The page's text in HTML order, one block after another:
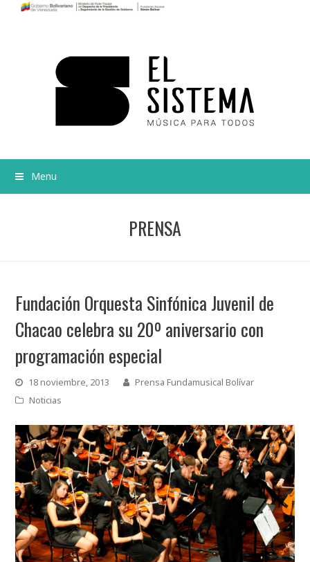
Menu
PRENSA
Fundación Orquesta Sinfónica Juvenil de
Chacao celebra su 20º aniversario con
programación especial
18 noviembre, 2013
Prensa Fundamusical Bolívar
Noticias